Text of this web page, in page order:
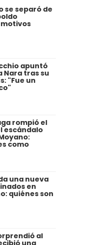
se separó de
apuntó
Nara tras su
"Fue un
rompió el
escándalo
como
una nueva
en
quiénes son
al